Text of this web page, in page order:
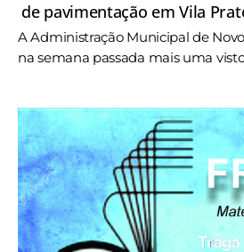
de pavimentação em Vila
A Administração Municipal de
na semana passada mais uma